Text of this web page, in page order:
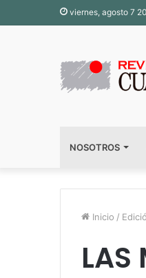
viernes, agosto 7
NOSOTROS
Inicio /
LAS